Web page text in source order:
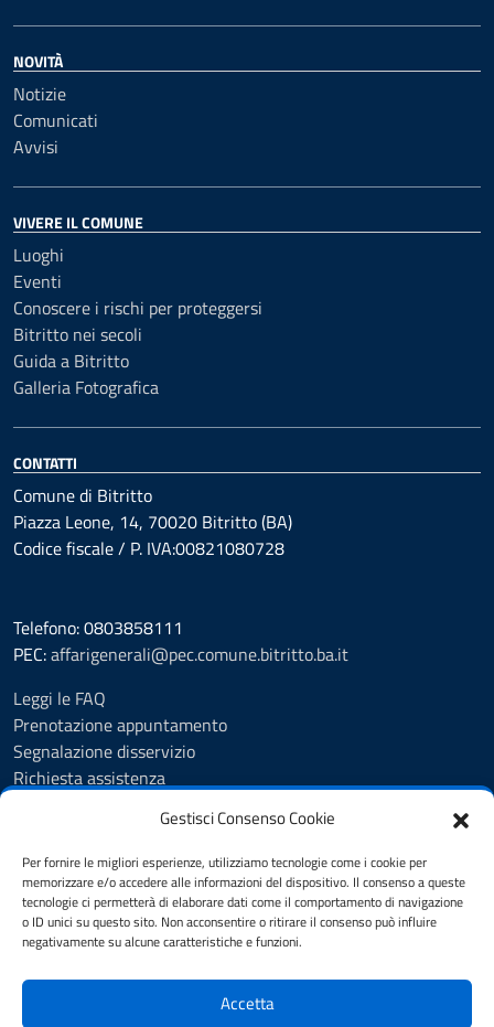
Gestisci Consenso Cookie
Per fornire le migliori esperienze, utilizziamo tecnologie come i cookie per
memorizzare e/o accedere alle informazioni del dispositivo. Il consenso a queste
tecnologie ci permetterà di elaborare dati come il comportamento di navigazione
o ID unici su questo sito. Non acconsentire o ritirare il consenso può influire
negativamente su alcune caratteristiche e funzioni.
Accetta
NOVITÀ
Notizie
Comunicati
Avvisi
VIVERE IL COMUNE
Luoghi
Eventi
Conoscere i rischi per proteggersi
Bitritto nei secoli
Guida a Bitritto
Galleria Fotografica
CONTATTI
Comune di Bitritto
Piazza Leone, 14, 70020 Bitritto (BA)
Codice fiscale / P. IVA:00821080728
Telefono: 0803858111
PEC:affarigenerali@pec.comune.bitritto.ba.it
Leggi le FAQ
Prenotazione appuntamento
Segnalazione disservizio
Richiesta assistenza
Amministrazione trasparente
Informativa privacy
Cookie Policy (UE)
Dichiarazione di accessibilità